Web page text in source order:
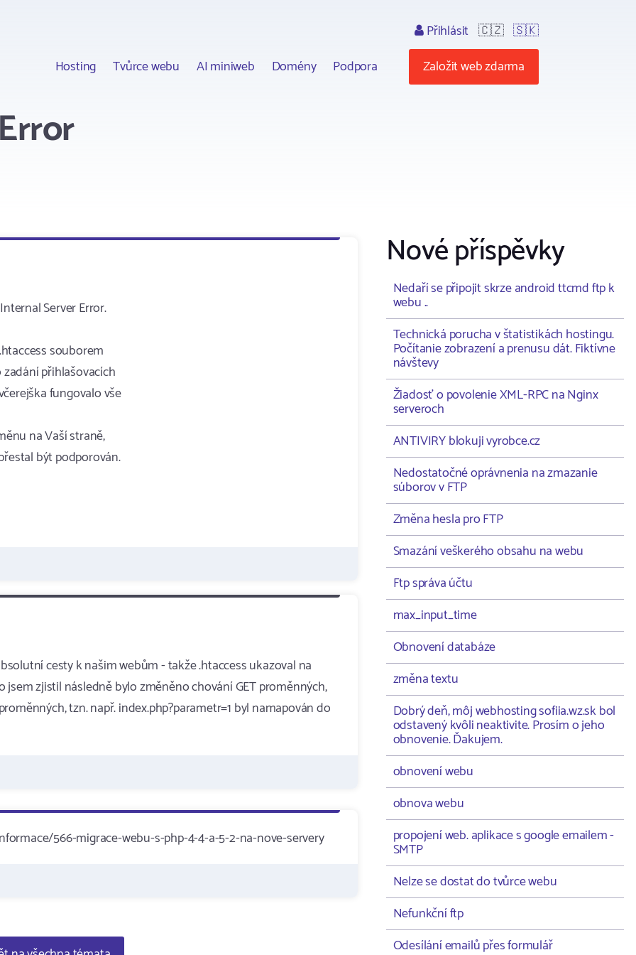
Hosting Tvůrce webu AI miniweb Domény Podpora
Přihlásit 🇨🇿 🇸🇰
Založit web zdarma
Server Error.
souborem
přihlašovacích
fungovalo vše
na Vaší straně,
být podporován.
cesty k našim webům - takže .htaccess ukazoval na
zjistil následně bylo změněno chování GET proměnných,
tzn. např. index.php?parametr=1 byl namapován do
566-migrace-webu-s-php-4-4-a-5-2-na-nove-servery
Nové příspěvky
Nedaří se připojit skrze android ttcmd ftp k
webu ..
Technická porucha v štatistikách hostingu.
Počítanie zobrazení a prenusu dát. Fiktívne
návštevy
Žiadosť o povolenie XML-RPC na Nginx
serveroch
ANTIVIRY blokuji vyrobce.cz
Nedostatočné oprávnenia na zmazanie
súborov v FTP
Změna hesla pro FTP
Smazání veškerého obsahu na webu
Ftp správa účtu
max_input_time
Obnovení databáze
změna textu
Dobrý deň, môj webhosting sofiia.wz.sk bol
odstavený kvôli neaktivite. Prosím o jeho
obnovenie. Ďakujem.
obnovení webu
obnova webu
propojení web. aplikace s google emailem -
SMTP
Nelze se dostat do tvůrce webu
Nefunkční ftp
Odesílání emailů přes formulář